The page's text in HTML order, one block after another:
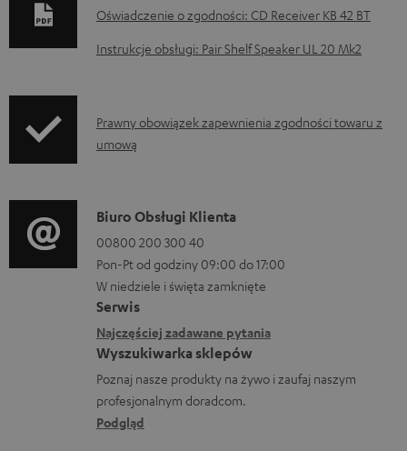
o
u
e
n
d
o
p
o
b
r
a
n
Oświadczenie o zgodności: CD Receiver KB 42 BT
Instrukcje obsługi: Pair Shelf Speaker UL 20 Mk2
I
n
o
r
m
a
c
j
e
d
o
Prawny obowiązek zapewnienia zgodności towaru z
umową
D
a
n
e
k
o
n
t
a
Biuro Obsługi Klienta
00800 200 300 40
Pon-Pt od godziny 09:00 do 17:00
W niedziele i święta zamknięte
Serwis
Najczęściej zadawane pytania
Wyszukiwarka sklepów
Poznaj nasze produkty na żywo i zaufaj naszym
profesjonalnym doradcom.
Podgląd